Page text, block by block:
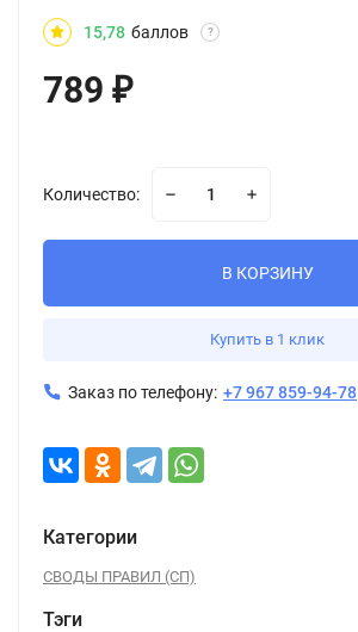
15,78 баллов ?
789 ₽
Количество:
В КОРЗИНУ
Купить в 1 клик
Заказ по телефону: +7 967 859-94-78
Категории
СВОДЫ ПРАВИЛ (СП)
Тэги